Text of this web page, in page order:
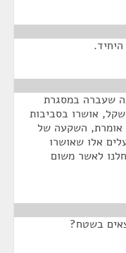
שעברה במסגרת
שהיה 260 מיליטון שקל, אושרו בסביבות
אומרת, השקעה של
מיליון שקל בכ-40, 50 מפעלים אלו שאושרו
לא התחלנו לאשר משום